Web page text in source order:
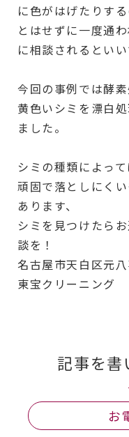
に色がはげたりす
とはせずに一度通
に相談されるといい
今回の事例では酵
黄色いシミを漂白
ました。
シミの種類によっ
頑固で落としにく
あります、
シミを見つけたら
談を！
名古屋市天白区元
東宝クリーニン
記事を書
お